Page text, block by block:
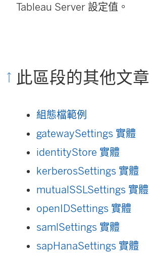
Tableau Server 設定值。
此區段的其他文章
組態檔範例
gatewaySettings 實體
identityStore 實體
kerberosSettings 實體
mutualSSLSettings 實體
openIDSettings 實體
samlSettings 實體
sapHanaSettings 實體